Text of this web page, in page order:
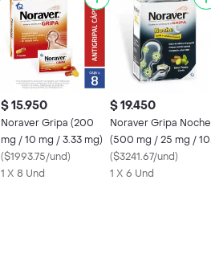
$ 15.950
Noraver Gripa (200
mg / 10 mg / 3.33 mg)
($1993.75/und)
1 X 8 Und
$ 19.450
Noraver Gripa Noche
(500 mg / 25 mg / 10
mg)
($3241.67/und)
1 X 6 Und